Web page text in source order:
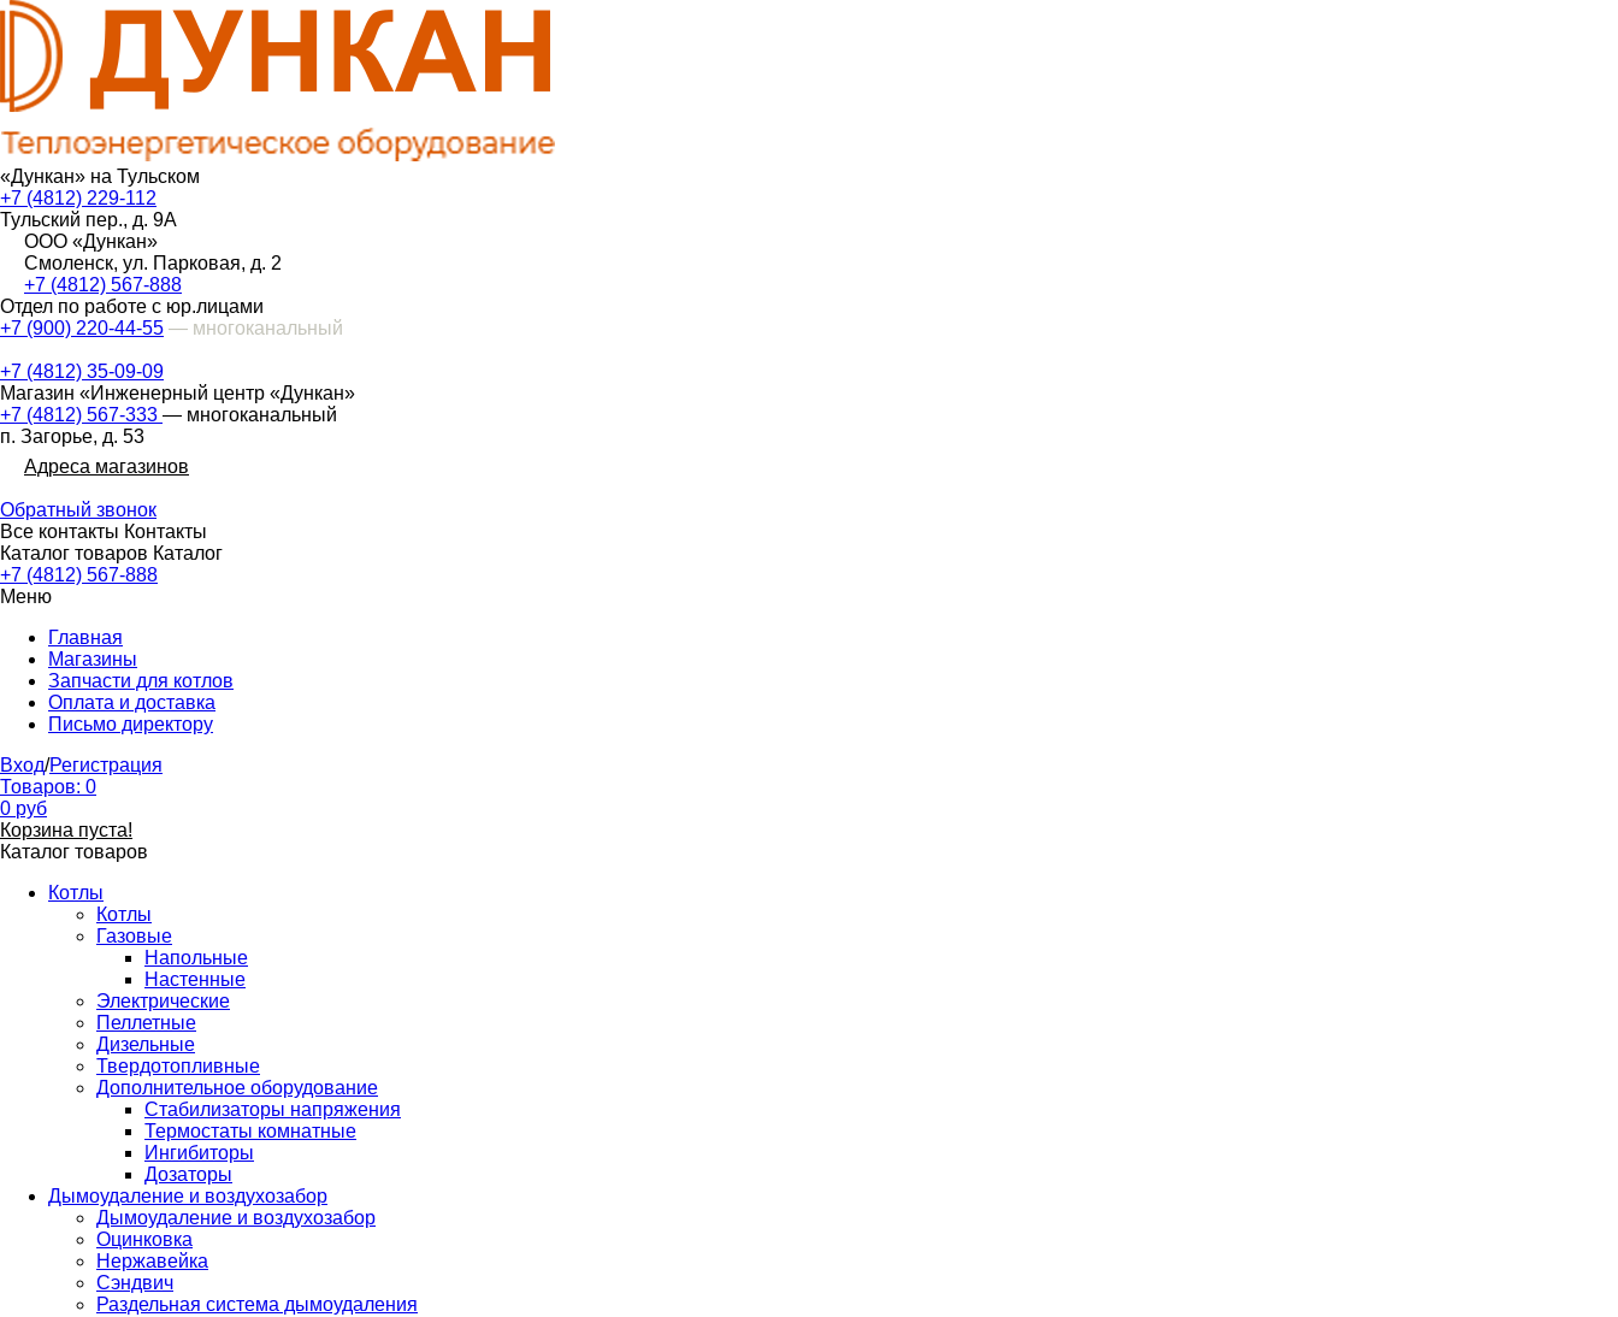
«Дункан» на Тульском
+7 (4812) 229-112
Тульский пер., д. 9А
ООО «Дункан»
Смоленск, ул. Парковая, д. 2
+7 (4812) 567-888
Отдел по работе с юр.лицами
+7 (900) 220-44-55 — многоканальный
+7 (4812) 35-09-09
Магазин «Инженерный центр «Дункан»
+7 (4812) 567-333 — многоканальный
п. Загорье, д. 53
Адреса магазинов
Обратный звонок
Все контакты Контакты
Каталог товаров Каталог
+7 (4812) 567-888
Меню
Главная
Магазины
Запчасти для котлов
Оплата и доставка
Письмо директору
Вход/Регистрация
Товаров: 0
0 руб
Корзина пуста!
Каталог товаров
Котлы
Котлы
Газовые
Напольные
Настенные
Электрические
Пеллетные
Дизельные
Твердотопливные
Дополнительное оборудование
Стабилизаторы напряжения
Термостаты комнатные
Ингибиторы
Дозаторы
Дымоудаление и воздухозабор
Дымоудаление и воздухозабор
Оцинковка
Нержавейка
Сэндвич
Раздельная система дымоудаления